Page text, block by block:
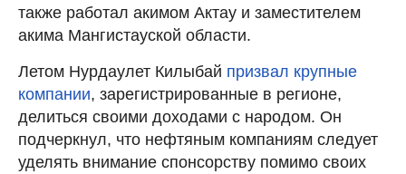
также работал акимом Актау и заместителем
акима Мангистауской области.
Летом Нурдаулет Килыбай призвал крупные
компании, зарегистрированные в регионе,
делиться своими доходами с народом. Он
подчеркнул, что нефтяным компаниям следует
уделять внимание спонсорству помимо своих